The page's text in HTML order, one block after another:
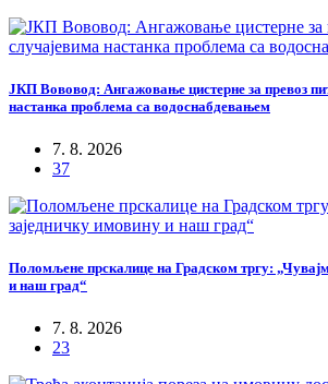
ЈКП Вововод: Ангажовање цистерне за превоз
настанка проблема са водоснабдевањем
7. 8. 2026
37
Поломљене прскалице на Градском тргу:
и наш град“
7. 8. 2026
23